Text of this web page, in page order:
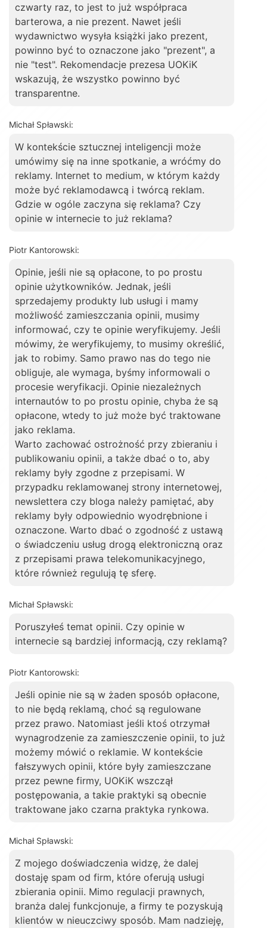
czwarty raz, to jest to już współpraca
barterowa, a nie prezent. Nawet jeśli
wydawnictwo wysyła książki jako prezent,
powinno być to oznaczone jako "prezent", a
nie "test". Rekomendacje prezesa UOKiK
wskazują, że wszystko powinno być
transparentne.
Michał Spławski:
W kontekście sztucznej inteligencji może
umówimy się na inne spotkanie, a wróćmy do
reklamy. Internet to medium, w którym każdy
może być reklamodawcą i twórcą reklam.
Gdzie w ogóle zaczyna się reklama? Czy
opinie w internecie to już reklama?
Piotr Kantorowski:
Opinie, jeśli nie są opłacone, to po prostu
opinie użytkowników. Jednak, jeśli
sprzedajemy produkty lub usługi i mamy
możliwość zamieszczania opinii, musimy
informować, czy te opinie weryfikujemy. Jeśli
mówimy, że weryfikujemy, to musimy określić,
jak to robimy. Samo prawo nas do tego nie
obliguje, ale wymaga, byśmy informowali o
procesie weryfikacji. Opinie niezależnych
internautów to po prostu opinie, chyba że są
opłacone, wtedy to już może być traktowane
jako reklama.
Warto zachować ostrożność przy zbieraniu i
publikowaniu opinii, a także dbać o to, aby
reklamy były zgodne z przepisami. W
przypadku reklamowanej strony internetowej,
newslettera czy bloga należy pamiętać, aby
reklamy były odpowiednio wyodrębnione i
oznaczone. Warto dbać o zgodność z ustawą
o świadczeniu usług drogą elektroniczną oraz
z przepisami prawa telekomunikacyjnego,
które również regulują tę sferę.
Michał Spławski:
Poruszyłeś temat opinii. Czy opinie w
internecie są bardziej informacją, czy reklamą?
Piotr Kantorowski:
Jeśli opinie nie są w żaden sposób opłacone,
to nie będą reklamą, choć są regulowane
przez prawo. Natomiast jeśli ktoś otrzymał
wynagrodzenie za zamieszczenie opinii, to już
możemy mówić o reklamie. W kontekście
fałszywych opinii, które były zamieszczane
przez pewne firmy, UOKiK wszczął
postępowania, a takie praktyki są obecnie
traktowane jako czarna praktyka rynkowa.
Michał Spławski:
Z mojego doświadczenia widzę, że dalej
dostaję spam od firm, które oferują usługi
zbierania opinii. Mimo regulacji prawnych,
branża dalej funkcjonuje, a firmy te pozyskują
klientów w nieuczciwy sposób. Mam nadzieję,